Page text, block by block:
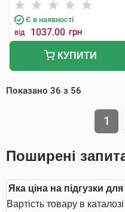
Є в наявності
від 1037.00 грн
КУПИТИ
Показано 36 з 56
1
Поширені
Яка ціна на підгузки
Вартість товару в